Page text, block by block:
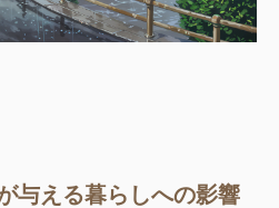
与える暮らしへの影響